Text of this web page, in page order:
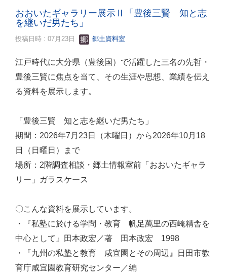
おおいたギャラリー展示Ⅱ「豊後三賢 知と志
を継いだ男たち」
投稿日時 : 07月23日 郷土資料室
江戸時代に大分県（豊後国）で活躍した三名の先哲・
豊後三賢に焦点を当て、その生涯や思想、業績を伝え
る資料を展示します。
「豊後三賢 知と志を継いだ男たち」
期間：2026年7月23日（木曜日）から2026年10月18
日（日曜日）まで
場所：2階調査相談・郷土情報室前「おおいたギャラ
リー」ガラスケース
〇こんな資料を展示しています。
・『私塾に於ける学問・教育 帆足萬里の西崦精舎を
中心として』田本政宏／著 田本政宏 1998
・『九州の私塾と教育 咸宜園とその周辺』日田市教
育庁咸宜園教育研究センター／編